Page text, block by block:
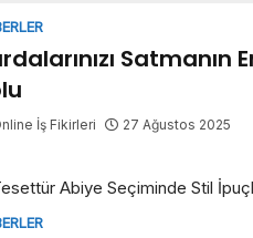
Satmanın
İş Fikirleri 27 Ağustos 2025